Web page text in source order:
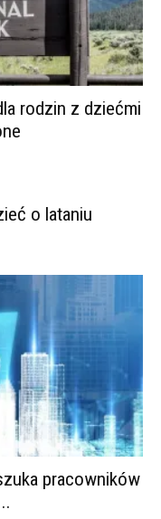
rodzin z dziećmi
o lataniu
pracowników